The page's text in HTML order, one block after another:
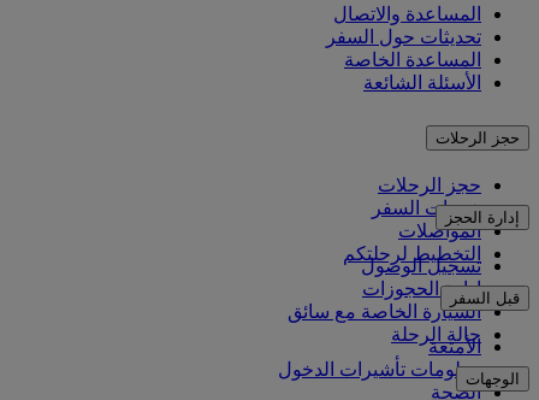
المساعدة والاتصال
تحديثات حول السفر
المساعدة الخاصة
الأسئلة الشائعة
حجز الرحلات
حجز الرحلات
خدمات السفر
المواصلات
التخطيط لرحلتكم
إدارة الحجز
تسجيل الوصول
إدارة الحجوزات
السيارة الخاصة مع سائق
حالة الرحلة
قبل السفر
الأمتعة
معلومات تأشيرات الدخول
الصحة
الوجهات